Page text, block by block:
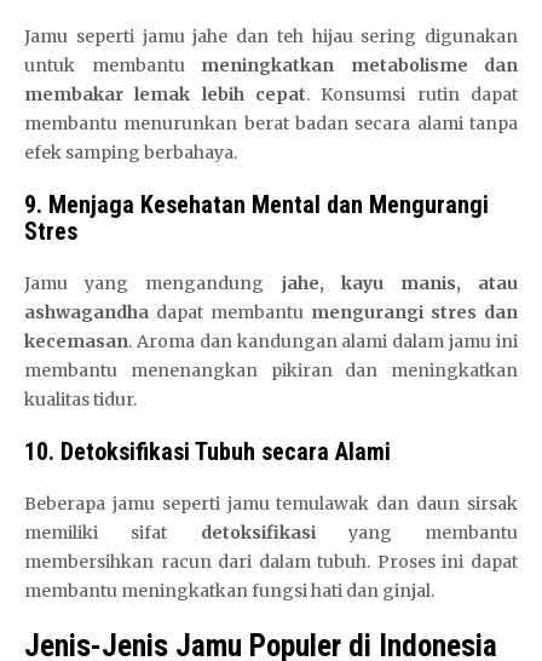
Jamu seperti jamu jahe dan teh hijau sering digunakan
untuk membantu meningkatkan metabolisme dan
membakar lemak lebih cepat. Konsumsi rutin dapat
membantu menurunkan berat badan secara alami tanpa
efek samping berbahaya.
9. Menjaga Kesehatan Mental dan Mengurangi
Stres
Jamu yang mengandung jahe, kayu manis, atau
ashwagandha dapat membantu mengurangi stres dan
kecemasan. Aroma dan kandungan alami dalam jamu ini
membantu menenangkan pikiran dan meningkatkan
kualitas tidur.
10. Detoksifikasi Tubuh secara Alami
Beberapa jamu seperti jamu temulawak dan daun sirsak
memiliki sifat detoksifikasiyang membantu
membersihkan racun dari dalam tubuh. Proses ini dapat
membantu meningkatkan fungsi hati dan ginjal.
Jenis-Jenis Jamu Populer di Indonesia